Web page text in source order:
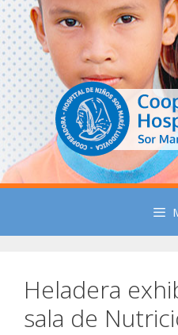
Saltar
al
contenido
Heladera
sala de